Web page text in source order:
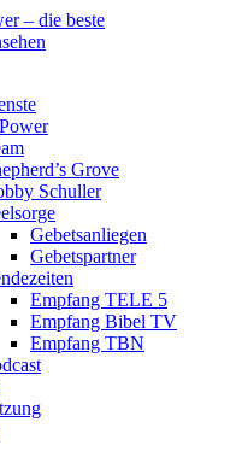
Grove
Schuller
Gebetsanliegen
Gebetspartner
Empfang TELE 5
Empfang Bibel TV
Empfang TBN